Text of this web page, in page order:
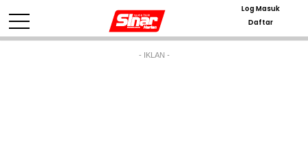
Log Masuk
Daftar
- IKLAN -